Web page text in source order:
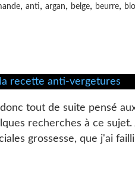
, anti, argan, belge, beurre,
tout de suite pensé
recherches à ce
grossesse, que j'ai